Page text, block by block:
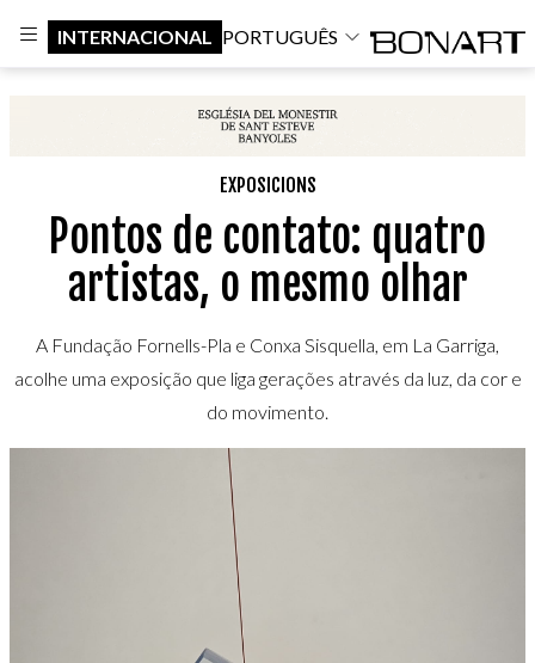
INTERNACIONAL PORTUGUÊS
EXPOSICIONS
Pontos de contato: quatro
artistas, o mesmo olhar
A Fundação Fornells-Pla e Conxa Sisquella, em La Garriga,
acolhe uma exposição que liga gerações através da luz, da cor e
do movimento.